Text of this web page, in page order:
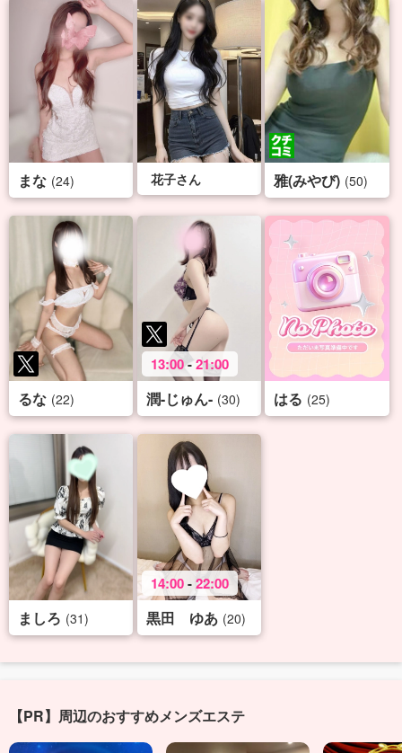
まな (24) 花子さん 雅(みやび) (50)
るな (22)
13:00-21:00
潤-じゅん- (30) はる (25)
ましろ (31)
14:00-22:00
黒田 ゆあ (20)
【PR】周辺のおすすめメンズエステ